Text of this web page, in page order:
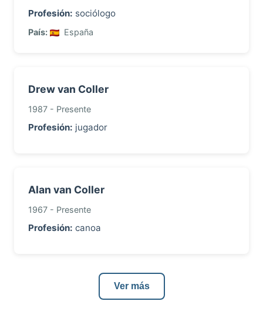
Profesión: sociólogo
País: España
Drew van Coller
1987 - Presente
Profesión: jugador
Alan van Coller
1967 - Presente
Profesión: canoa
Ver más